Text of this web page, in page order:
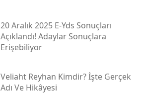
20 Aralık 2025 E-Yds Sonuçları
Açıklandı! Adaylar Sonuçlara
Erişebiliyor
Veliaht Reyhan Kimdir? İşte Gerçek
Adı Ve Hikâyesi